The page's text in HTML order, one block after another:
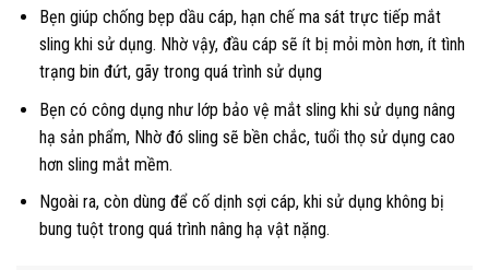
Bẹn giúp chống bẹp dầu cáp, hạn chế ma sát trực tiếp mắt
sling khi sử dụng. Nhờ vậy, đầu cáp sẽ ít bị mỏi mòn hơn, ít tình
trạng bin đứt, gãy trong quá trình sử dụng
Bẹn có công dụng như lớp bảo vệ mắt sling khi sử dụng nâng
hạ sản phẩm, Nhờ đó sling sẽ bền chắc, tuổi thọ sử dụng cao
hơn sling mắt mềm.
Ngoài ra, còn dùng để cố dịnh sợi cáp, khi sử dụng không bị
bung tuột trong quá trình nâng hạ vật nặng.